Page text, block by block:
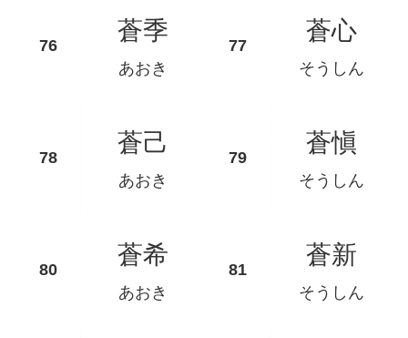
蒼季
あおき
蒼心
そうしん
蒼己
あおき
蒼愼
そうしん
蒼希
あおき
蒼新
そうしん